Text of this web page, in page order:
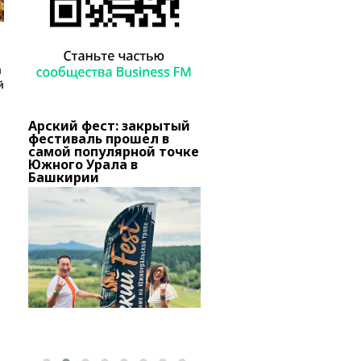
Арский фест: закрытый
фестиваль прошел в
самой популярной точке
Южного Урала в
Башкирии